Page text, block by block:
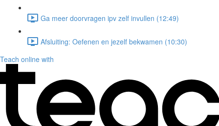
Ga meer doorvragen ipv zelf invullen (12:49)
Afsluiting: Oefenen en jezelf bekwamen (10:30)
Teach online with